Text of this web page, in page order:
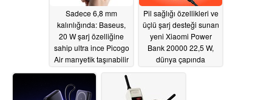
Sadece 6,8 mm
kalınlığında: Baseus,
20 W şarj özelliğine
sahip ultra ince Picogo
Air manyetik taşınabilir
şarj cihazını dünya
çapında piyasaya
sürdü07/07/2026
Pil sağlığı özellikleri ve
üçlü şarj desteği sunan
yeni Xiaomi Power
Bank 20000 22,5 W,
dünya çapında